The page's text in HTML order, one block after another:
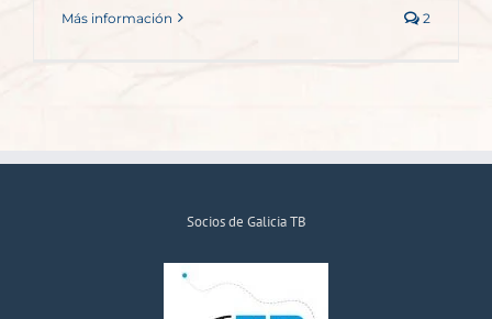
Más información 2
Socios de Galicia TB